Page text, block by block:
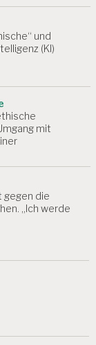
und
(KI)
mit
gegen die
„Ich werde